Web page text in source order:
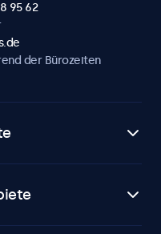
95 62
der Bürozeiten